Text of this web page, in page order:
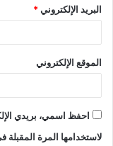
البريد الإلكتروني*
الموقع الإلكتروني
احفظ اسمي، بريدي
لاستخدامها المرة المقبلة